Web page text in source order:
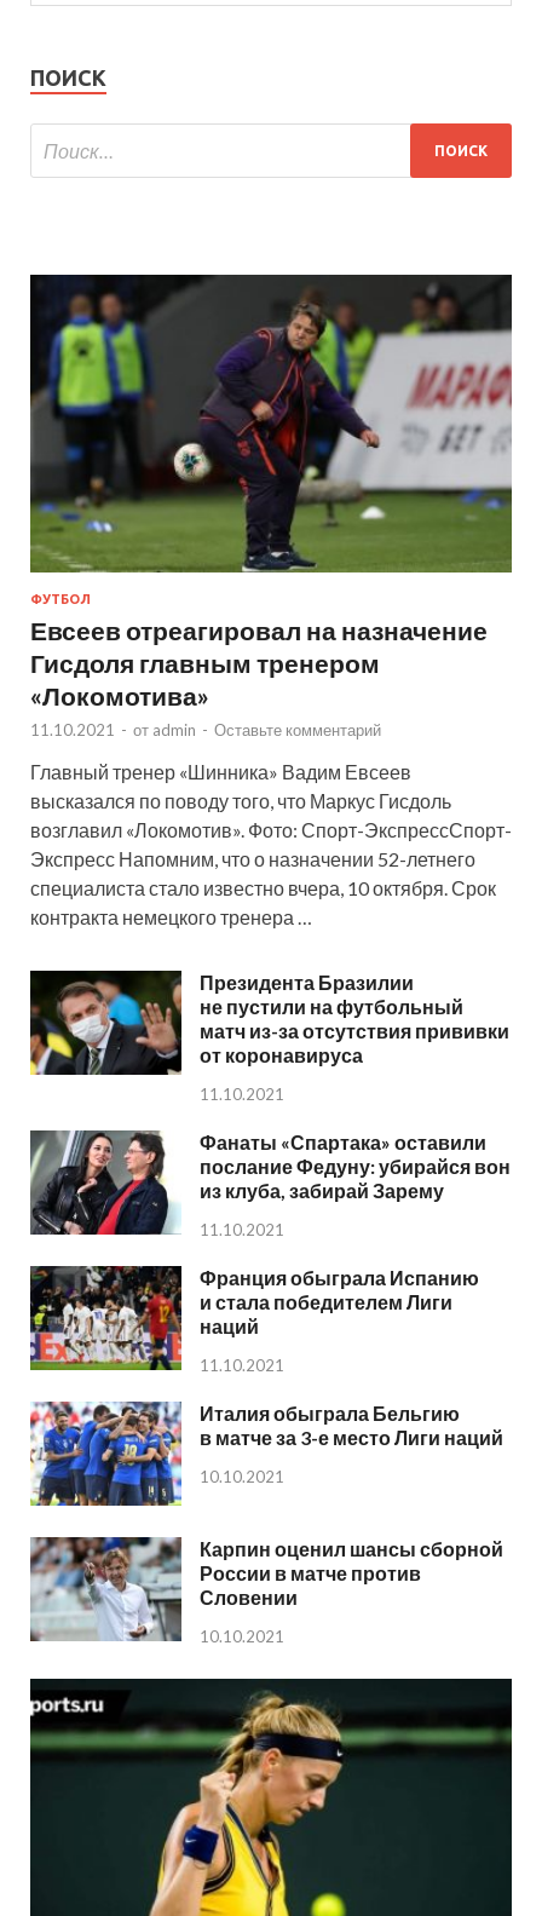
ПОИСК
ФУТБОЛ
Евсеев отреагировал на назначение
Гисдоля главным тренером
«Локомотива»
11.10.2021 - от admin - Оставьте комментарий
Главный тренер «Шинника» Вадим Евсеев
высказался по поводу того, что Маркус Гисдоль
возглавил «Локомотив». Фото: Спорт-ЭкспрессСпорт-
Экспресс Напомним, что о назначении 52-летнего
специалиста стало известно вчера, 10 октября. Срок
контракта немецкого тренера …
Президента Бразилии
не пустили на футбольный
матч из-за отсутствия прививки
от коронавируса
11.10.2021
Фанаты «Спартака» оставили
послание Федуну: убирайся вон
из клуба, забирай Зарему
11.10.2021
Франция обыграла Испанию
и стала победителем Лиги
наций
11.10.2021
Италия обыграла Бельгию
в матче за 3-е место Лиги наций
10.10.2021
Карпин оценил шансы сборной
России в матче против
Словении
10.10.2021